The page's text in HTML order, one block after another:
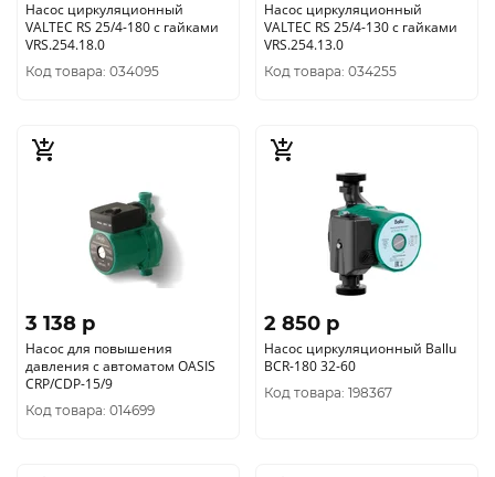
Насос циркуляционный
VALTEC RS 25/4-180 с гайками
VRS.254.18.0
Код товара: 034095
Насос циркуляционный
VALTEC RS 25/4-130 с гайками
VRS.254.13.0
Код товара: 034255
3 138 p
Насос для повышения
давления с автоматом OASIS
CRP/CDP-15/9
Код товара: 014699
2 850 p
Насос циркуляционный Ballu
BCR-180 32-60
Код товара: 198367